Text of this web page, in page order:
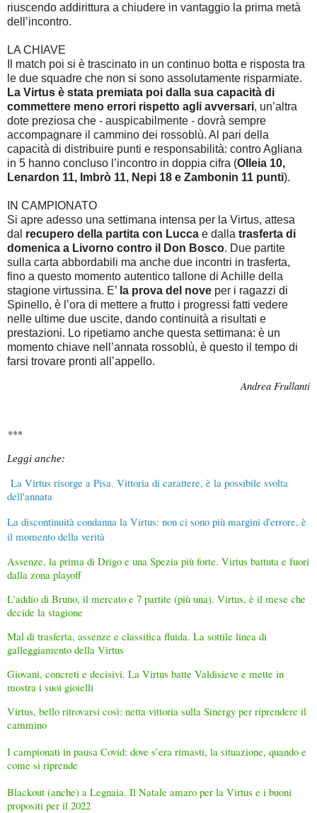
riuscendo addirittura a chiudere in vantaggio la prima metà
dell’incontro.
LA CHIAVE
Il match poi si è trascinato in un continuo botta e risposta tra
le due squadre che non si sono assolutamente risparmiate.
La Virtus è stata premiata poi dalla sua capacità di
commettere meno errori rispetto agli avversari, un’altra
dote preziosa che - auspicabilmente - dovrà sempre
accompagnare il cammino dei rossoblù. Al pari della
capacità di distribuire punti e responsabilità: contro Agliana
in 5 hanno concluso l’incontro in doppia cifra (Olleia 10,
Lenardon 11, Imbrò 11, Nepi 18 e Zambonin 11 punti).
IN CAMPIONATO
Si apre adesso una settimana intensa per la Virtus, attesa
dal recupero della partita con Lucca e dalla trasferta di
domenica a Livorno contro il Don Bosco. Due partite
sulla carta abbordabili ma anche due incontri in trasferta,
fino a questo momento autentico tallone di Achille della
stagione virtussina. E’ la prova del nove per i ragazzi di
Spinello, è l’ora di mettere a frutto i progressi fatti vedere
nelle ultime due uscite, dando continuità a risultati e
prestazioni. Lo ripetiamo anche questa settimana: è un
momento chiave nell’annata rossoblù, è questo il tempo di
farsi trovare pronti all’appello.
Andrea Frullanti
***
Leggi anche:
La Virtus risorge a Pisa. Vittoria di carattere, è la possibile svolta
dell'annata
La discontinuità condanna la Virtus: non ci sono più margini d'errore, è
il momento della verità
Assenze, la prima di Drigo e una Spezia più forte. Virtus battuta e fuori
dalla zona playoff
L'addio di Bruno, il mercato e 7 partite (più una). Virtus, è il mese che
decide la stagione
Mal di trasferta, assenze e classifica fluida. La sottile linea di
galleggiamento della Virtus
Giovani, concreti e decisivi. La Virtus batte Valdisieve e mette in
mostra i suoi gioielli
Virtus, bello ritrovarsi così: netta vittoria sulla Sinergy per riprendere il
cammino
I campionati in pausa Covid: dove s’era rimasti, la situazione, quando e
come si riprende
Blackout (anche) a Legnaia. Il Natale amaro per la Virtus e i buoni
propositi per il 2022